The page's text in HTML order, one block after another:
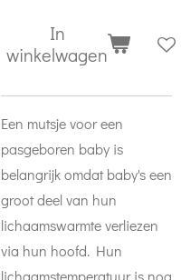
In
winkelwagen
Een mutsje voor een
pasgeboren baby is
belangrijk omdat baby's een
groot deel van hun
lichaamswarmte verliezen
via hun hoofd. Hun
lichaamstemperatuur is nog